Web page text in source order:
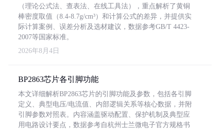
（理论公式法、查表法、在线工具法），重点解析了黄铜
棒密度取值（8.4-8.7g/cm³）和计算公式的差异，并提供实
际计算案例、误差分析及选材建议，数据参考GB/T 4423-
2007等国家标准。
2026年8月4日
BP2863芯片各引脚功能
本文详细解析BP2863芯片的引脚功能及参数，包括各引脚
定义、典型电压/电流值、内部逻辑关系等核心数据，并附
引脚参数对照表。内容涵盖驱动配置、保护机制及典型应
用电路设计要点，数据参考自杭州士兰微电子官方规格书